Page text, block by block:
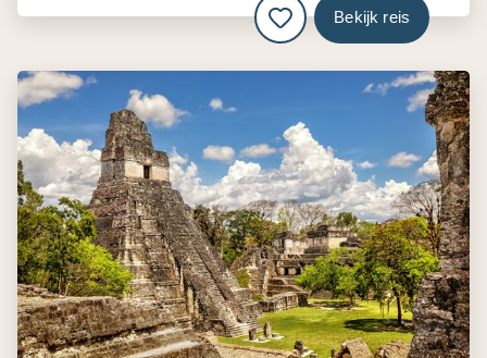
Bekijk reis